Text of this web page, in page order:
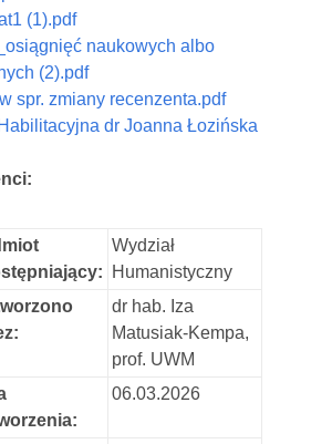
(1).pdf
naukowych albo
(2).pdf
spr. zmiany recenzenta.pdf
dr Joanna Łozińska
Wydział
Humanistyczny
dr hab. Iza
Matusiak-Kempa,
prof. UWM
06.03.2026